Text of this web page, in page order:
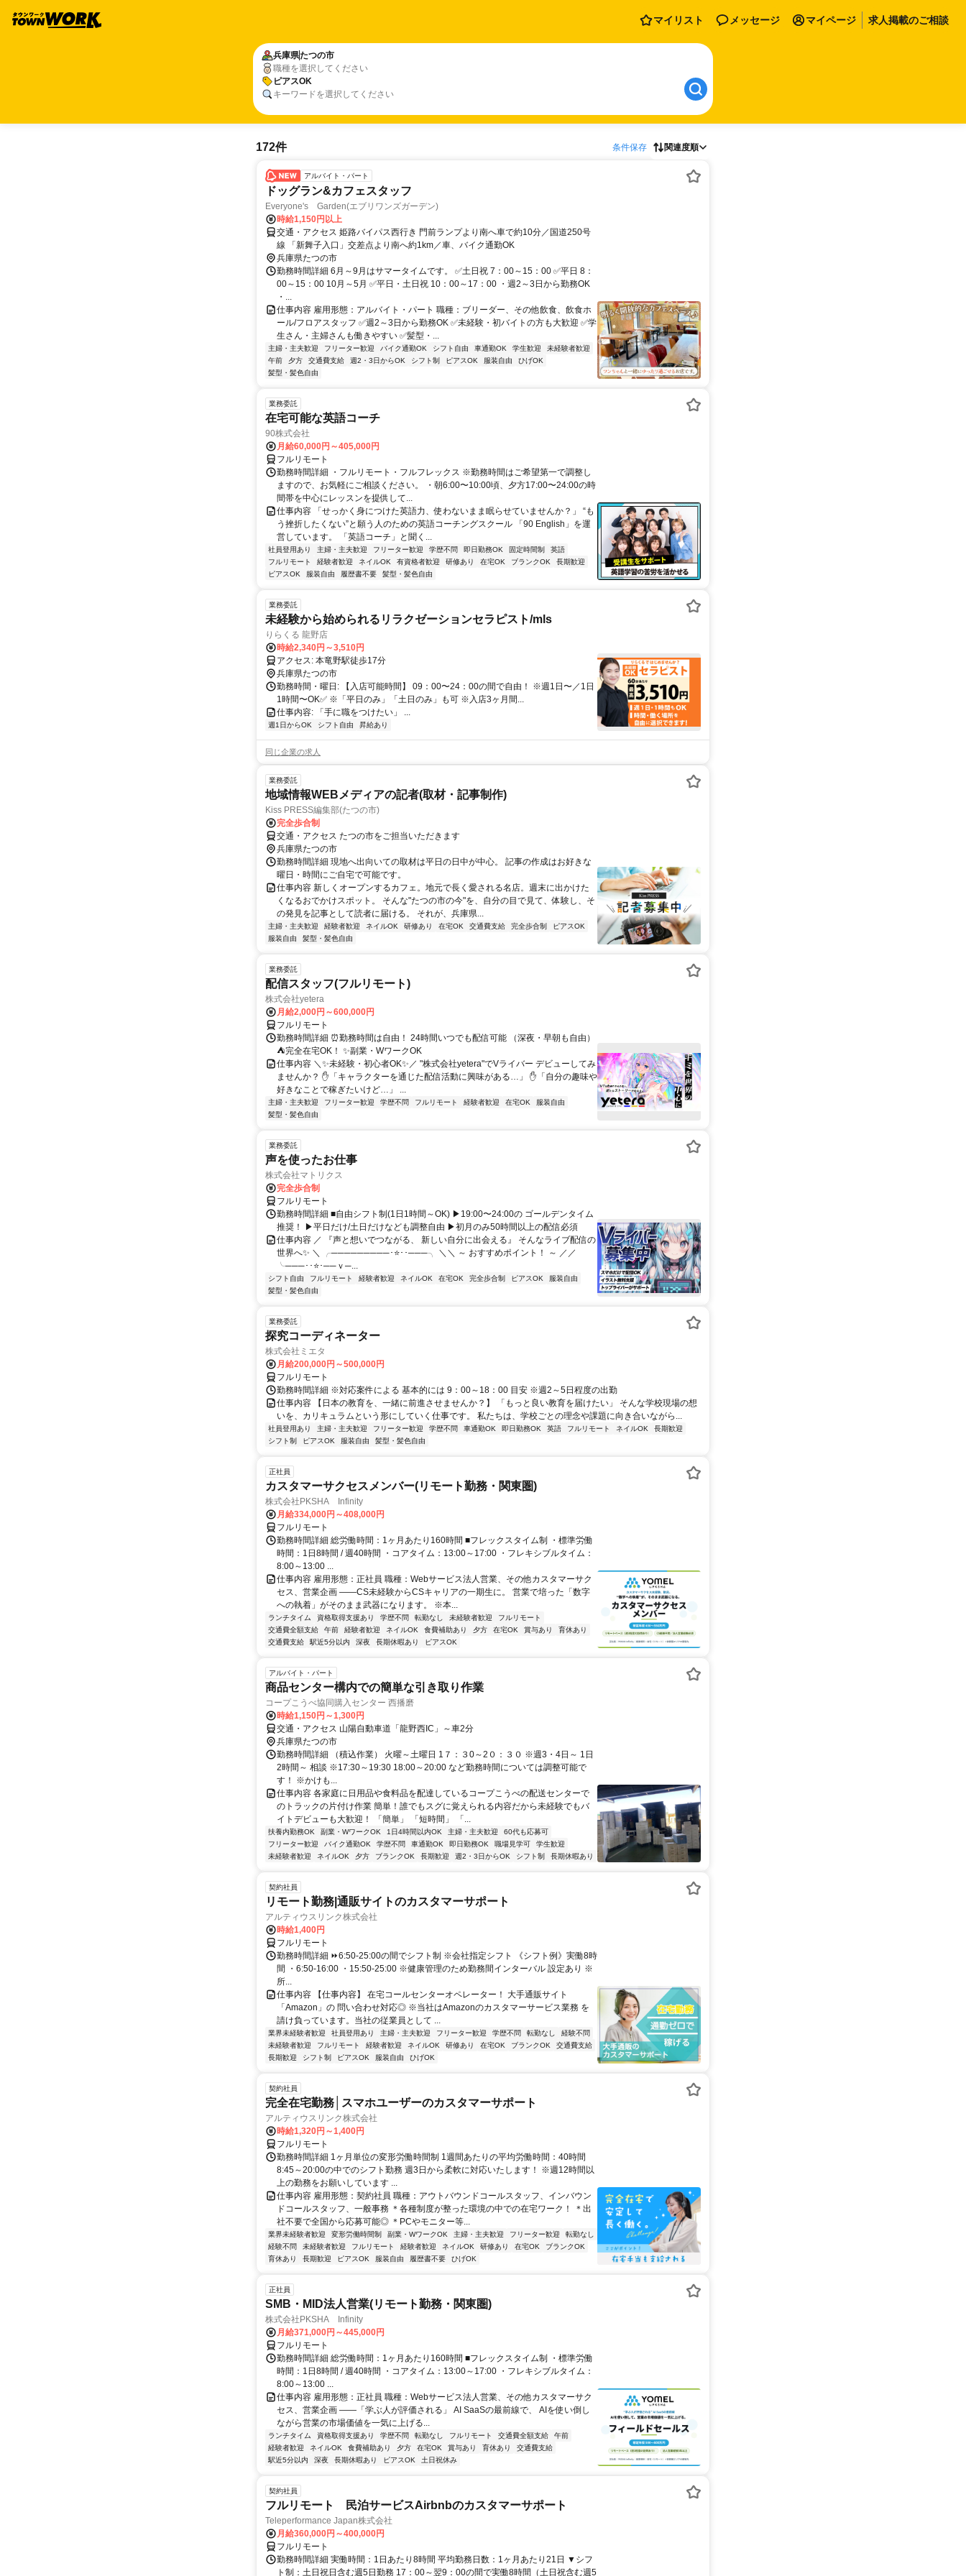
マイリスト メッセージ マイページ 求人掲載のご相談
兵庫県たつの市
職種を選択してください
ピアスOK
キーワードを選択してください
172件 条件保存 関連度順
アルバイト・パート
ドッグラン&カフェスタッフ
Everyone's Garden(エブリワンズガーデン)
時給1,150円以上
交通・アクセス 姫路バイパス西行き 門前ランプより南へ車で約10分／国道250号
線 「新舞子入口」交差点より南へ約1km／車、バイク通勤OK
兵庫県たつの市
勤務時間詳細 6月～9月はサマータイムです。 ✅土日祝 7：00～15：00 ✅平日 8：
00～15：00 10月～5月 ✅平日・土日祝 10：00～17：00 ・週2～3日から勤務OK
・...
仕事内容 雇用形態：アルバイト・パート 職種：ブリーダー、その他飲食、飲食ホ
ール/フロアスタッフ ✅週2～3日から勤務OK ✅未経験・初バイトの方も大歓迎 ✅学
生さん・主婦さんも働きやすい ✅髪型・...
主婦・主夫歓迎 フリーター歓迎 バイク通勤OK シフト自由 車通勤OK 学生歓迎
未経験者歓迎
午前
夕方 交通費支給 週2・3日からOK シフト制 ピアスOK 服装自由
ひげOK
髪型・髪色自由
業務委託
在宅可能な英語コーチ
90株式会社
月給60,000円～405,000円
フルリモート
勤務時間詳細 ・フルリモート・フルフレックス ※勤務時間はご希望第一で調整し
ますので、お気軽にご相談ください。 ・朝6:00〜10:00頃、夕方17:00〜24:00の時
間帯を中心にレッスンを提供して...
仕事内容 「せっかく身につけた英語力、使わないまま眠らせていませんか？」 “も
う挫折したくない”と願う人のための英語コーチングスクール 「90 English」を運
営しています。 「英語コーチ」と聞く...
社員登用あり 主婦・主夫歓迎 フリーター歓迎 学歴不問 即日勤務OK 固定時間制
英語
フルリモート
経験者歓迎 ネイルOK 有資格者歓迎 研修あり 在宅OK ブランクOK
長期歓迎
ピアスOK
服装自由 履歴書不要 髪型・髪色自由
業務委託
未経験から始められるリラクゼーションセラピスト/mls
りらくる 龍野店
時給2,340円～3,510円
アクセス: 本竜野駅徒歩17分
兵庫県たつの市
勤務時間・曜日: 【入店可能時間】 09：00〜24：00の間で自由！ ※週1日〜／1日
1時間〜OK✅ ※「平日のみ」「土日のみ」も可 ※入店3ヶ月間...
仕事内容: 「手に職をつけたい」 ...
週1日からOK シフト自由 昇給あり
同じ企業の求人
業務委託
地域情報WEBメディアの記者(取材・記事制作)
Kiss PRESS編集部(たつの市)
完全歩合制
交通・アクセス たつの市をご担当いただきます
兵庫県たつの市
勤務時間詳細 現地へ出向いての取材は平日の日中が中心。 記事の作成はお好きな
曜日・時間にご自宅で可能です。
仕事内容 新しくオープンするカフェ。地元で長く愛される名店。週末に出かけた
くなるおでかけスポット。 そんな"たつの市の今"を、自分の目で見て、体験し、そ
の発見を記事として読者に届ける。 それが、兵庫県...
主婦・主夫歓迎 経験者歓迎 ネイルOK 研修あり 在宅OK 交通費支給 完全歩合制
ピアスOK
服装自由
髪型・髪色自由
業務委託
配信スタッフ(フルリモート)
株式会社yetera
月給2,000円～600,000円
フルリモート
勤務時間詳細 ⏰勤務時間は自由！ 24時間いつでも配信可能 （深夜・早朝も自由）
⛺完全在宅OK！ ✨副業・WワークOK
仕事内容 ＼✨未経験・初心者OK✨／ "株式会社yetera"でVライバー デビューしてみ
ませんか？ ✋「キャラクターを通じた配信活動に興味がある…」 ✋「自分の趣味や
好きなことで稼ぎたいけど…」 ...
主婦・主夫歓迎 フリーター歓迎 学歴不問 フルリモート 経験者歓迎 在宅OK
服装自由
髪型・髪色自由
業務委託
声を使ったお仕事
株式会社マトリクス
完全歩合制
フルリモート
勤務時間詳細 ■自由シフト制(1日1時間～OK) ▶19:00〜24:00の ゴールデンタイム
推奨！ ▶平日だけ/土日だけなども調整自由 ▶初月のみ50時間以上の配信必須
仕事内容 ／ 『声と想いでつながる、 新しい自分に出会える』 そんなライブ配信の
世界へ✨ ＼ ╭─────────･⭐･･───╮ ＼＼ ～ おすすめポイント！ ～ ／／
╰───･･⭐･──ｖ─...
シフト自由 フルリモート 経験者歓迎 ネイルOK 在宅OK 完全歩合制 ピアスOK
服装自由
髪型・髪色自由
業務委託
探究コーディネーター
株式会社ミエタ
月給200,000円～500,000円
フルリモート
勤務時間詳細 ※対応案件による 基本的には 9：00～18：00 目安 ※週2～5日程度の出勤
仕事内容 【日本の教育を、一緒に前進させませんか？】 「もっと良い教育を届けたい」 そんな学校現場の想
いを、カリキュラムという形にしていく仕事です。 私たちは、学校ごとの理念や課題に向き合いながら...
社員登用あり 主婦・主夫歓迎 フリーター歓迎 学歴不問 車通勤OK 即日勤務OK 英語 フルリモート ネイルOK
長期歓迎
シフト制
ピアスOK 服装自由 髪型・髪色自由
正社員
カスタマーサクセスメンバー(リモート勤務・関東圏)
株式会社PKSHA Infinity
月給334,000円～408,000円
フルリモート
勤務時間詳細 総労働時間：1ヶ月あたり160時間 ■フレックスタイム制 ・標準労働
時間：1日8時間 / 週40時間 ・コアタイム：13:00～17:00 ・フレキシブルタイム：
8:00～13:00 ...
仕事内容 雇用形態：正社員 職種：Webサービス法人営業、その他カスタマーサク
セス、営業企画 ――CS未経験からCSキャリアの一期生に。 営業で培った「数字
への執着」がそのまま武器になります。 ※本...
ランチタイム 資格取得支援あり 学歴不問 転勤なし 未経験者歓迎
フルリモート
交通費全額支給
午前 経験者歓迎 ネイルOK 食費補助あり 夕方 在宅OK 賞与あり
育休あり
交通費支給
駅近5分以内 深夜 長期休暇あり ピアスOK
アルバイト・パート
商品センター構内での簡単な引き取り作業
コープこうべ協同購入センター 西播磨
時給1,150円～1,300円
交通・アクセス 山陽自動車道「龍野西IC」～車2分
兵庫県たつの市
勤務時間詳細 （積込作業） 火曜～土曜日 1７：３0～2０：３０ ※週3・4日～ 1日
2時間～ 相談 ※17:30～19:30 18:00～20:00 など勤務時間については調整可能で
す！ ※かけも...
仕事内容 各家庭に日用品や食料品を配達しているコープこうべの配送センターで
のトラックの片付け作業 簡単！誰でもスグに覚えられる内容だから未経験でもバ
イトデビューも大歓迎！ 「簡単」 「短時間」 「...
扶養内勤務OK 副業・WワークOK 1日4時間以内OK 主婦・主夫歓迎
60代も応募可
フリーター歓迎
バイク通勤OK 学歴不問 車通勤OK 即日勤務OK 職場見学可
学生歓迎
未経験者歓迎
ネイルOK 夕方 ブランクOK 長期歓迎 週2・3日からOK シフト制 長期休暇あり
契約社員
リモート勤務|通販サイトのカスタマーサポート
アルティウスリンク株式会社
時給1,400円
フルリモート
勤務時間詳細 ⏩6:50-25:00の間でシフト制 ※会社指定シフト 《シフト例》実働8時
間 ・6:50-16:00 ・15:50-25:00 ※健康管理のため勤務間インターバル 設定あり ※
所...
仕事内容 【仕事内容】 在宅コールセンターオペレーター！ 大手通販サイト
「Amazon」の 問い合わせ対応◎ ※当社はAmazonのカスタマーサービス業務 を
請け負っています。当社の従業員として ...
業界未経験者歓迎 社員登用あり 主婦・主夫歓迎 フリーター歓迎 学歴不問 転勤なし
経験不問
未経験者歓迎
フルリモート 経験者歓迎 ネイルOK 研修あり 在宅OK ブランクOK
交通費支給
長期歓迎
シフト制 ピアスOK 服装自由 ひげOK
契約社員
完全在宅勤務│スマホユーザーのカスタマーサポート
アルティウスリンク株式会社
時給1,320円～1,400円
フルリモート
勤務時間詳細 1ヶ月単位の変形労働時間制 1週間あたりの平均労働時間：40時間
8:45～20:00の中でのシフト勤務 週3日から柔軟に対応いたします！ ※週12時間以
上の勤務をお願いしています ...
仕事内容 雇用形態：契約社員 職種：アウトバウンドコールスタッフ、インバウン
ドコールスタッフ、一般事務 ＊各種制度が整った環境の中での在宅ワーク！ ＊出
社不要で全国から応募可能◎ ＊PCやモニター等...
業界未経験者歓迎 変形労働時間制 副業・WワークOK 主婦・主夫歓迎 フリーター歓迎
転勤なし
経験不問
未経験者歓迎 フルリモート 経験者歓迎 ネイルOK 研修あり 在宅OK
ブランクOK
育休あり
長期歓迎 ピアスOK 服装自由 履歴書不要 ひげOK
正社員
SMB・MID法人営業(リモート勤務・関東圏)
株式会社PKSHA Infinity
月給371,000円～445,000円
フルリモート
勤務時間詳細 総労働時間：1ヶ月あたり160時間 ■フレックスタイム制 ・標準労働
時間：1日8時間 / 週40時間 ・コアタイム：13:00～17:00 ・フレキシブルタイム：
8:00～13:00 ...
仕事内容 雇用形態：正社員 職種：Webサービス法人営業、その他カスタマーサク
セス、営業企画 ――「学ぶ人が評価される」 AI SaaSの最前線で、 AIを使い倒し
ながら営業の市場価値を一気に上げる...
ランチタイム 資格取得支援あり 学歴不問 転勤なし フルリモート 交通費全額支給
午前
経験者歓迎
ネイルOK 食費補助あり 夕方 在宅OK 賞与あり 育休あり
交通費支給
駅近5分以内
深夜 長期休暇あり ピアスOK 土日祝休み
契約社員
フルリモート 民泊サービスAirbnbのカスタマーサポート
Teleperformance Japan株式会社
月給360,000円～400,000円
フルリモート
勤務時間詳細 実働時間：1日あたり8時間 平均勤務日数：1ヶ月あたり21日 ▼シフ
ト制：土日祝日含む週5日勤務 17：00～翌9：00の間で実働8時間（土日祝含む週5